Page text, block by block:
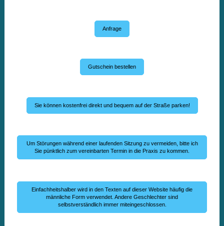
Anfrage
Gutschein bestellen
Sie können kostenfrei direkt und bequem auf der Straße parken!
Um Störungen während einer laufenden Sitzung zu vermeiden, bitte ich
Sie pünktlich zum vereinbarten Termin in die Praxis zu kommen.
Einfachheitshalber wird in den Texten auf dieser Website häufig die
männliche Form verwendet. Andere Geschlechter sind
selbstverständlich immer miteingeschlossen.